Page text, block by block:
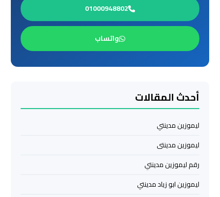
01000948802
واتساب
أحدث المقالات
ليموزين مدينتي
ليموزين مدينتى
رقم ليموزين مدينتي
ليموزين ابو زياد مدينتي
ليموزين
مطار
ليموزين
مرسي
ليموزين